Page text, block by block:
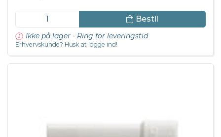
Bestil
Ikke på lager - Ring for leveringstid
Erhvervskunde? Husk at logge ind!